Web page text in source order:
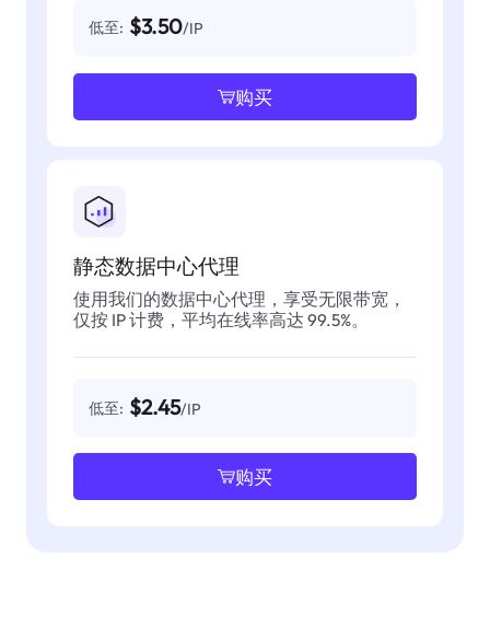
低至: $3.50/IP
购买
静态数据中心代理
使用我们的数据中心代理，享受无限带宽，
仅按 IP 计费，平均在线率高达 99.5%。
低至: $2.45/IP
购买